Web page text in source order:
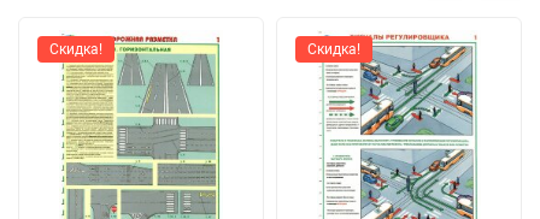
Скидка! Скидка!